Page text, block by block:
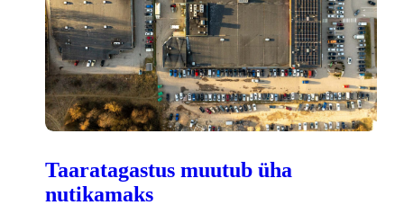
Taaratagastus muutub üha
nutikamaks